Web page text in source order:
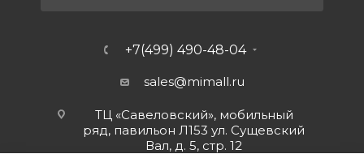
+7(499) 490-48-04
sales@mimall.ru
ТЦ «Савеловский», мобильный
ряд, павильон Л153 ул. Сущевский
Вал, д. 5, стр. 12